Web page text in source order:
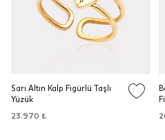
Sarı Altın Kalp Figürlü Taşlı
Yüzük
23.970 ₺